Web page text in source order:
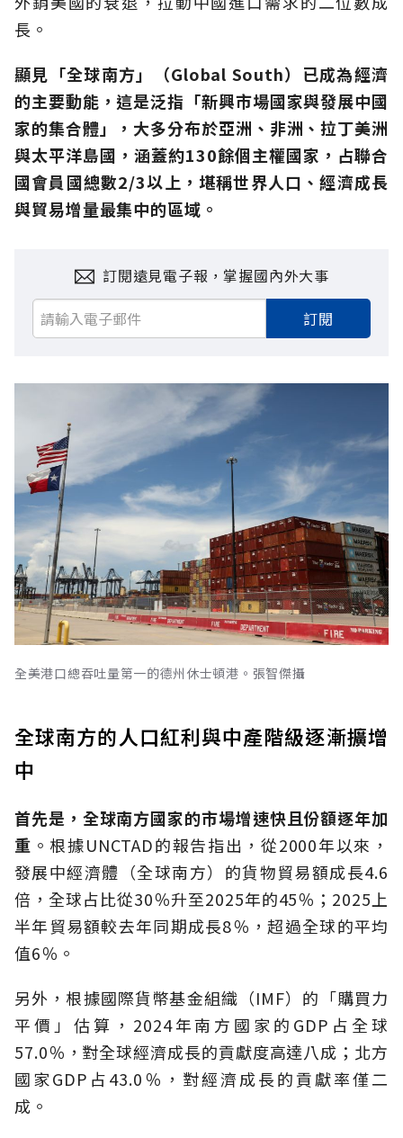
長。
顯見「全球南方」（Global South）已成為經濟
的主要動能，這是泛指「新興市場國家與發展中國
家的集合體」，大多分布於亞洲、非洲、拉丁美洲
與太平洋島國，涵蓋約130餘個主權國家，占聯合
國會員國總數2/3以上，堪稱世界人口、經濟成長
與貿易增量最集中的區域。
訂閱遠見電子報，掌握國內外大事
訂閱
全美港口總吞吐量第一的德州休士頓港。張智傑攝
全球南方的人口紅利與中產階級逐漸擴增
中
首先是，全球南方國家的市場增速快且份額逐年加
重 。根據UNCTAD的報告指出，從2000年以來，
發展中經濟體（全球南方）的貨物貿易額成長4.6
倍，全球占比從30％升至2025年的45％；2025上
半年貿易額較去年同期成長8％，超過全球的平均
值6％。
另外，根據國際貨幣基金組織（IMF）的「購買力
平價」估算，2024年南方國家的GDP占全球
57.0％，對全球經濟成長的貢獻度高達八成；北方
國家GDP占43.0％，對經濟成長的貢獻率僅二
成。